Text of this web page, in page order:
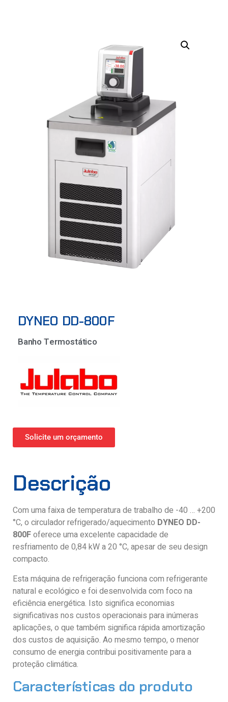
DYNEO DD-800F
Banho Termostático
Solicite um orçamento
Descrição
Com uma faixa de temperatura de trabalho de -40 … +200
°C, o circulador refrigerado/aquecimento DYNEO DD-
800Foferece uma excelente capacidade de
resfriamento de 0,84 kW a 20 °C, apesar de seu design
compacto.
Esta máquina de refrigeração funciona com refrigerante
natural e ecológico e foi desenvolvida com foco na
eficiência energética. Isto significa economias
significativas nos custos operacionais para inúmeras
aplicações, o que também significa rápida amortização
dos custos de aquisição. Ao mesmo tempo, o menor
consumo de energia contribui positivamente para a
proteção climática.
Características do produto